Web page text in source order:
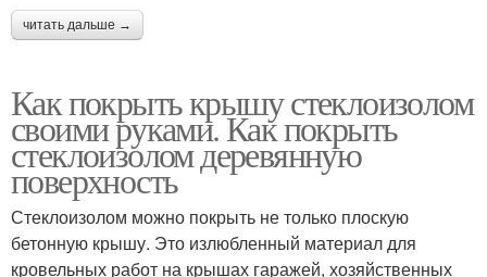
читать дальше →
Как покрыть крышу стеклоизолом
своими руками. Как покрыть
стеклоизолом деревянную
поверхность
Стеклоизолом можно покрыть не только плоскую
бетонную крышу. Это излюбленный материал для
кровельных работ на крышах гаражей, хозяйственных